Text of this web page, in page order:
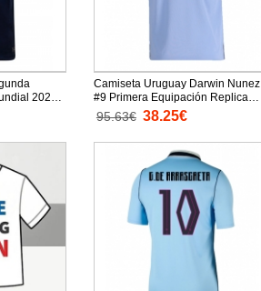
2026
Camiseta Uruguay Darwin Nunez
#9 Primera Equipación Replica
Mundial 2026 mangas cortas
95.63€ 38.25€